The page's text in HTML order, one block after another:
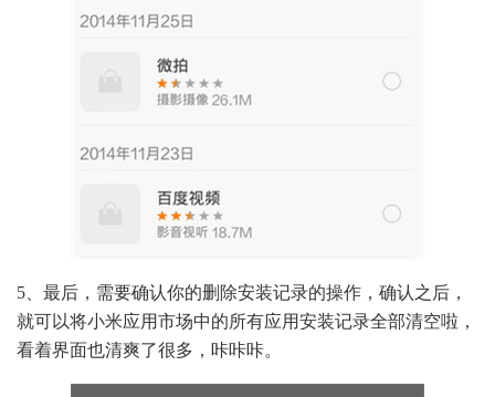
5、最后，需要确认你的删除安装记录的操作，确认之后，
就可以将小米应用市场中的所有应用安装记录全部清空啦，
看着界面也清爽了很多，咔咔咔。